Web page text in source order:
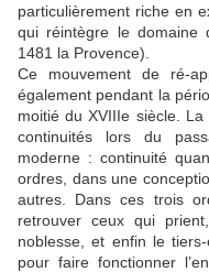
particulièrement riche en
qui réintègre le domaine
1481 la Provence).
Ce mouvement de ré-
également pendant la
moitié du XVIIIe siècle.
continuités lors du
moderne : continuité
ordres, dans une
autres. Dans ces trois
retrouver ceux qui
noblesse, et enfin le
pour faire fonctionner